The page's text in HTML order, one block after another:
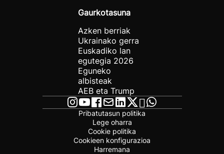
Gaurkotasuna
Azken berriak
Ukrainako gerra
Euskadiko lan
egutegia 2026
Eguneko
albisteak
AEB eta Trump
Pribatutasun politika
Lege oharra
Cookie politika
Cookieen konfigurazioa
Harremana